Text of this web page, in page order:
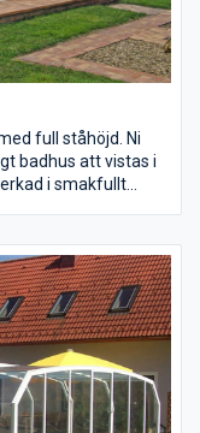
full ståhöjd. Ni
badhus att vistas i
i smakfullt